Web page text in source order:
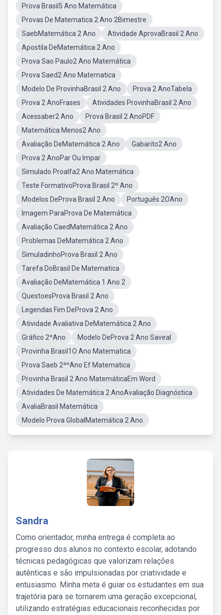
Prova Brasil5 Ano Matemática
Provas De Matematica 2 Ano 2Bimestre
SaebMatemática 2 Ano
Atividade AprovaBrasil 2 Ano
Apostila DeMatemática 2 Ano
Prova Sao Paulo2 Ano Matemática
Prova Saed2 Ano Matematica
Modelo De ProvinhaBrasil 2 Ano
Prova 2 AnoTabela
Prova 2 AnoFrases
Atividades ProvinhaBrasil 2 Ano
Acessaber2 Ano
Prova Brasil 2 AnoPDF
Matemática Menos2 Ano
Avaliação DeMatemática 2 Ano
Gabarito2 Ano
Prova 2 AnoPar Ou Impar
Simulado Proalfa2 Ano Matemática
Teste FormativoProva Brasil 2º Ano
Modelos DeProva Brasil 2 Ano
Português 2OAno
Imagem ParaProva De Matemática
Avaliação CaedMatemática 2 Ano
Problemas DeMatemática 2 Ano
SimuladinhoProva Brasil 2 Ano
Tarefa DoBrasil De Matematica
Avaliação DeMatemática 1 Ano 2
QuestoesProva Brasil 2 Ano
Legendas Fim DeProva 2 Ano
Atividade Avaliativa DeMatemática 2 Ano
Gráfico 2ºAno
Modelo DeProva 2 Ano Saveal
Provinha Brasil1O Ano Matematica
Prova Saeb 2ªºAno Ef Matematica
Provinha Brasil 2 Ano MatemáticaEm Word
Atividades De Matemática 2 AnoAvaliação Diagnóstica
AvaliaBrasil Matemática
Modelo Prova GlobalMatemática 2 Ano
Sandra
Como orientador, minha entrega é completa ao
progresso dos alunos no contexto escolar, adotando
técnicas pedagógicas que valorizam relações
autênticas e são impulsionadas por criatividade e
entusiasmo. Minha meta é guiar os estudantes em sua
trajetória para se tornarem uma geração excepcional,
utilizando estratégias educacionais reconhecidas por